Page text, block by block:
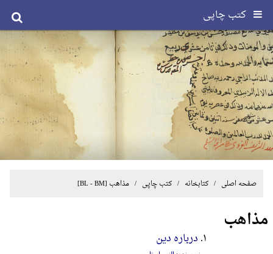
کتب چاپی
صفحه اصلی / کتابخانه /کتب چاپی /مذاهب [BL - BM]
مذاهب
۱. درباره دین